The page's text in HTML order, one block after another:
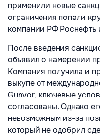
применили новые
ограничения попали
компании РФ Роснефть
После введения
объявил о намерении
Компания получила и
выкупе от
Gunvor, ключевые
согласованы. Однако
невозможным из-за
который не одобрил